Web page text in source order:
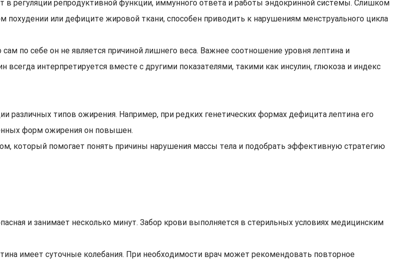
в регуляции репродуктивной функции, иммунного ответа и работы эндокринной системы. Слишком
или дефиците жировой ткани, способен приводить к нарушениям менструального цикла
по себе он не является причиной лишнего веса. Важнее соотношение уровня лептина и
всегда интерпретируется вместе с другими показателями, такими как инсулин, глюкоза и индекс
различных типов ожирения. Например, при редких генетических формах дефицита лептина его
форм ожирения он повышен.
который помогает понять причины нарушения массы тела и подобрать эффективную стратегию
и занимает несколько минут. Забор крови выполняется в стерильных условиях медицинским
имеет суточные колебания. При необходимости врач может рекомендовать повторное